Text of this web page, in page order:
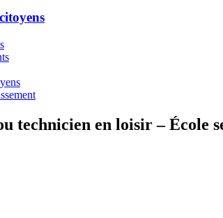
technicien en loisir – École